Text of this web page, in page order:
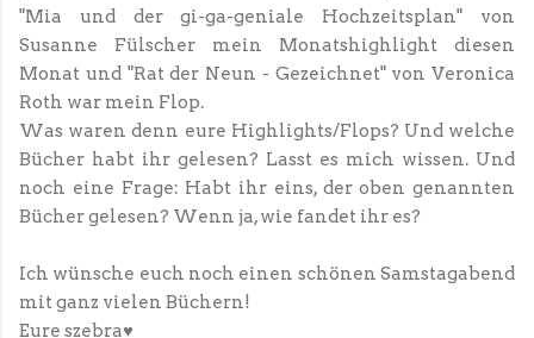
"Mia und der gi-ga-geniale Hochzeitsplan" von
Susanne Fülscher mein Monatshighlight diesen
Monat und "Rat der Neun - Gezeichnet" von Veronica
Roth war mein Flop.
Was waren denn eure Highlights/Flops? Und welche
Bücher habt ihr gelesen? Lasst es mich wissen. Und
noch eine Frage: Habt ihr eins, der oben genannten
Bücher gelesen? Wenn ja, wie fandet ihr es?
Ich wünsche euch noch einen schönen Samstagabend
mit ganz vielen Büchern!
Eure szebra♥